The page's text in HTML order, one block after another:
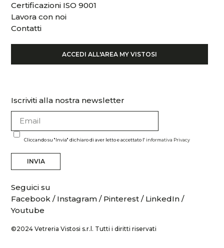
Certificazioni ISO 9001
Lavora con noi
Contatti
ACCEDI ALL'AREA MY VISTOSI
Iscriviti alla nostra newsletter
Cliccando su "Invia" dichiaro di aver letto e accettato l'informativa Privacy
INVIA
©2024 Vetreria Vistosi s.r.l. Tutti i diritti riservati
Seguici su
Facebook/ Instagram / Pinterest / LinkedIn /
Youtube